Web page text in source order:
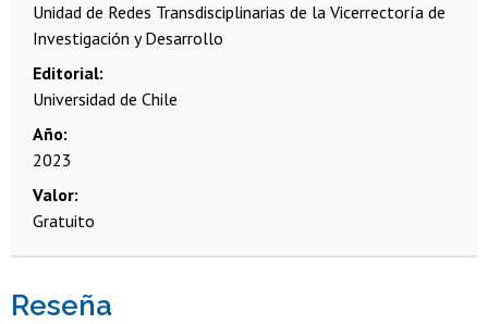
Unidad de Redes Transdisciplinarias de la Vicerrectoría de
Investigación y Desarrollo
Editorial
Universidad de Chile
Año
2023
Valor
Gratuito
Reseña